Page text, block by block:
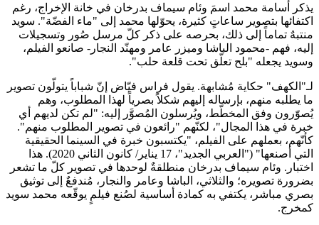
يذكر أسامة محمد اسمَ وئام سيماف بدرخان في خانة الإخراج، رغم
اكتفائها بتصوير ساعاتٍ كثيرة، يحوّلها محمد إلى "ماء الفضّة". سويد
منتبهٌ تماماً إلى ذلك، بحرصه على ذكر كلّ مرسل صُور وتسجيلات
إليه، فهم -محمود الباشا وميزر عامر ومهنّد النجار- صانعو الفيلم،
وسويد يجعله "بلح تعلّق تحت قلعة حلب".
لـ"الكهف" حكاية مُشابهة. يقول فراس فيّاض إنّ شباباً يتولّون تصوير
ما يطلبه منهم، بإرساله إليهم شكلاً بصرياً لهذا المطلوب، وهم
يُصوّرون وفق المخطّط، ويُرسلون المُصوَّر إليه: "لم تكن لديهم أي
خبرة في هذا المجال"، لكنّهم "رائعون في تصوير المطلوب منهم".
كأنّهم، بعملهم على الفيلم، "يكتسبون خبرة في السينما الحقيقية
التي أصنعها" ("العربي الجديد"، 17 يناير/ كانون الثاني 2020). هذا
اختبار. وئام سيماف بدرخان منطلقةٌ لوحدها في تصوير كلّ ما تشعر
بضرورة تصويره؛ والثلاثي، الباشا وعامر والنجار، مُندفعٌ إلى توثيق
بصري مباشر، يكتفي به كمادة أساسية لصُنع فيلمٍ يوقّعه محمد سويد
كمخرج.